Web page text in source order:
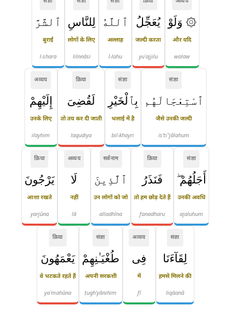
۞ وَلَوْ
और यदि
walaw
يُعَجِّلُ
जल्दी करता
yuʿajjilu
ٱللَّهُ
अल्लाह
l-lahu
لِلنَّاسِ
लोगों के लिए
lilnnāsi
ٱلشَّرَّ
बुराई
l-shara
संज्ञा
ٱسْتِعْجَالَهُم
जैसे उनकी जल्दी
is'tiʿ'jālahum
संज्ञा
بِٱلْخَيْرِ
भलाई में है
bil-khayri
क्रिया
لَقُضِىَ
तो तय कर दी जाती
laquḍiya
अव्यय
إِلَيْهِمْ
उनके लिए
ilayhim
संज्ञा
أَجَلُهُمْ ۖ
उनकी अवधि
ajaluhum
क्रिया
فَنَذَرُ
तो हम छोड़ देते हैं
fanadharu
सर्वनाम
ٱلَّذِينَ
उन लोगों को जो
alladhīna
अव्यय
لَا
नहीं
lā
क्रिया
يَرْجُونَ
आशा रखते
yarjūna
संज्ञा
لِقَآءَنَا
हमसे मिलने की
liqāanā
अव्यय
فِى
में
fī
संज्ञा
طُغْيَـٰنِهِمْ
अपनी सरकशी
ṭugh'yānihim
क्रिया
يَعْمَهُونَ
वे भटकते रहते हैं
yaʿmahūna